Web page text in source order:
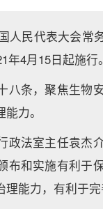
人民代表大会常
4月15日起施行。
八条，聚焦生物
力。
政法室主任袁杰
布和实施有利于
能力，有利于完